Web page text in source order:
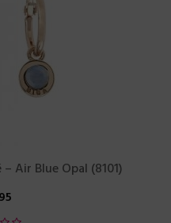
Air Blue Opal (8101)